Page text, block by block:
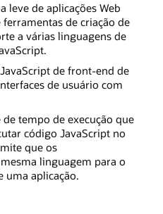
leve de aplicações Web
de criação de
a várias linguagens de
de front-end de
de usuário com
tempo de execução que
código JavaScript no
que os
linguagem para o
uma aplicação.